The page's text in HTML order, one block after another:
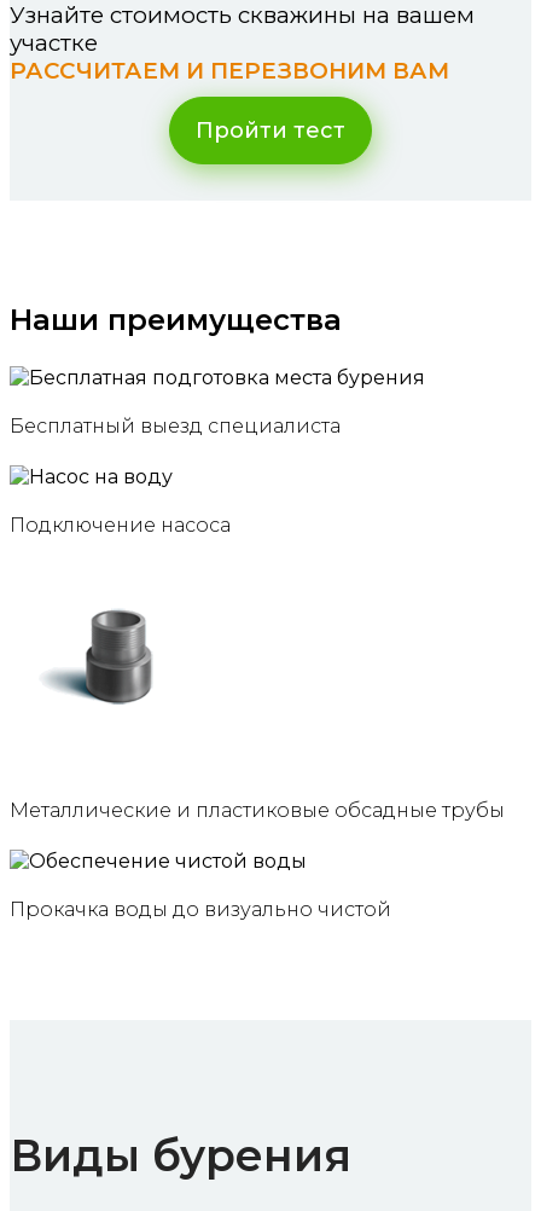
Узнайте стоимость скважины на вашем
участке
РАССЧИТАЕМ И ПЕРЕЗВОНИМ ВАМ
Пройти тест
Наши преимущества
Бесплатный выезд специалиста
Подключение насоса
Металлические и пластиковые обсадные трубы
Прокачка воды до визуально чистой
Виды бурения